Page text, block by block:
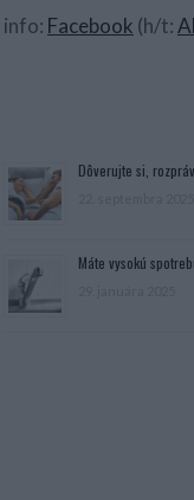
info: Facebook (h/t:
Dôverujte si,
Máte vysokú